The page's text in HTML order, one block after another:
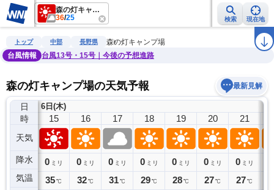
森の灯キャンプ場
36/25 検索 現在地
雨雲レーダー 台風情報 地震情報 警報・注意報 ラ
トップ 中部 長野県
森の灯キャンプ場
台風情報
台風13号・15号｜今後の予想進路
森の灯キャンプ場の天気予報 最新見解
日
時
天気
降水
気温
6日(木)
14
0ミリ
36℃
15
0 ミリ
35℃
16
0 ミリ
32℃
17
0 ミリ
31℃
18
0 ミリ
29℃
19
0 ミリ
28℃
20
0 ミリ
27℃
21
0 ミリ
27℃